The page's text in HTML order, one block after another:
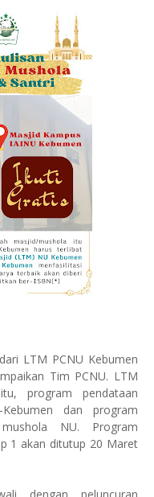
LTM PCNU Kebumen
Tim PCNU. LTM
program pendataan
dan program
NU. Program
1 akan ditutup 20 Maret